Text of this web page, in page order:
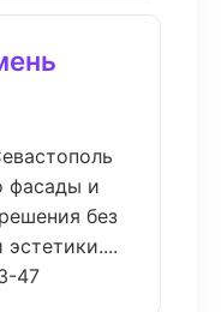
фасады и
без
47